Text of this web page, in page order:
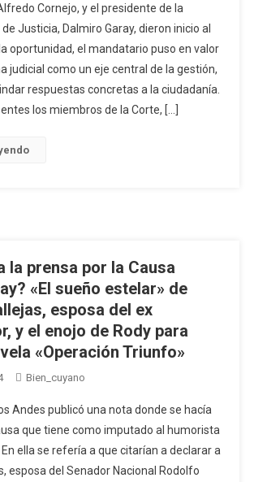
Cornejo, y el presidente de la
Justicia, Dalmiro Garay, dieron inicio al
oportunidad, el mandatario puso en valor
judicial como un eje central de la gestión,
respuestas concretas a la ciudadanía.
los miembros de la Corte, […]
la prensa por la Causa
«El sueño estelar» de
esposa del ex
y el enojo de Rody para
«Operación Triunfo»
Bien_cuyano
Andes publicó una nota donde se hacía
que tiene como imputado al humorista
En ella se refería a que citarían a declarar a
esposa del Senador Nacional Rodolfo